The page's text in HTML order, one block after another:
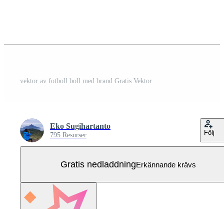
vektor av fotboll boll med brand Gratis Vektor
Eko Sugihartanto
795 Resurser Följ
Gratis nedladdningErkännande krävs